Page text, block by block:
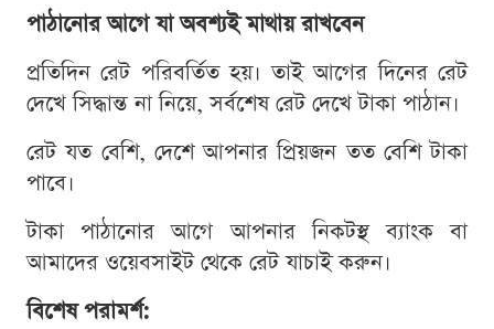
পাঠানোর আগে যা অবশ্যই মাথায় রাখবেন
প্রতিদিন রেট পরিবর্তিত হয়। তাই আগের দিনের রেট
দেখে সিদ্ধান্ত না নিয়ে, সর্বশেষ রেট দেখে টাকা পাঠান।
রেট যত বেশি, দেশে আপনার প্রিয়জন তত বেশি টাকা
পাবে।
টাকা পাঠানোর আগে আপনার নিকটস্থ ব্যাংক বা
আমাদের ওয়েবসাইট থেকে রেট যাচাই করুন।
বিশেষ পরামর্শ: